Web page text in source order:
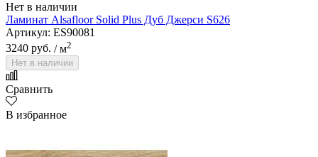
Нет в наличии
Ламинат Alsafloor Solid Plus Дуб Джерси S626
Артикул: ES90081
3240 руб. / м2
Нет в наличии
Сравнить
В избранное